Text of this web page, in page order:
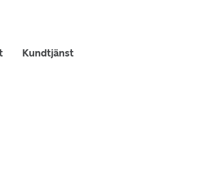
Kundtjänst